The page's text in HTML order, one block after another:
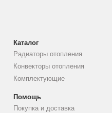
Каталог
Радиаторы отопления
Конвекторы отопления
Комплектующие
Помощь
Покупка и доставка